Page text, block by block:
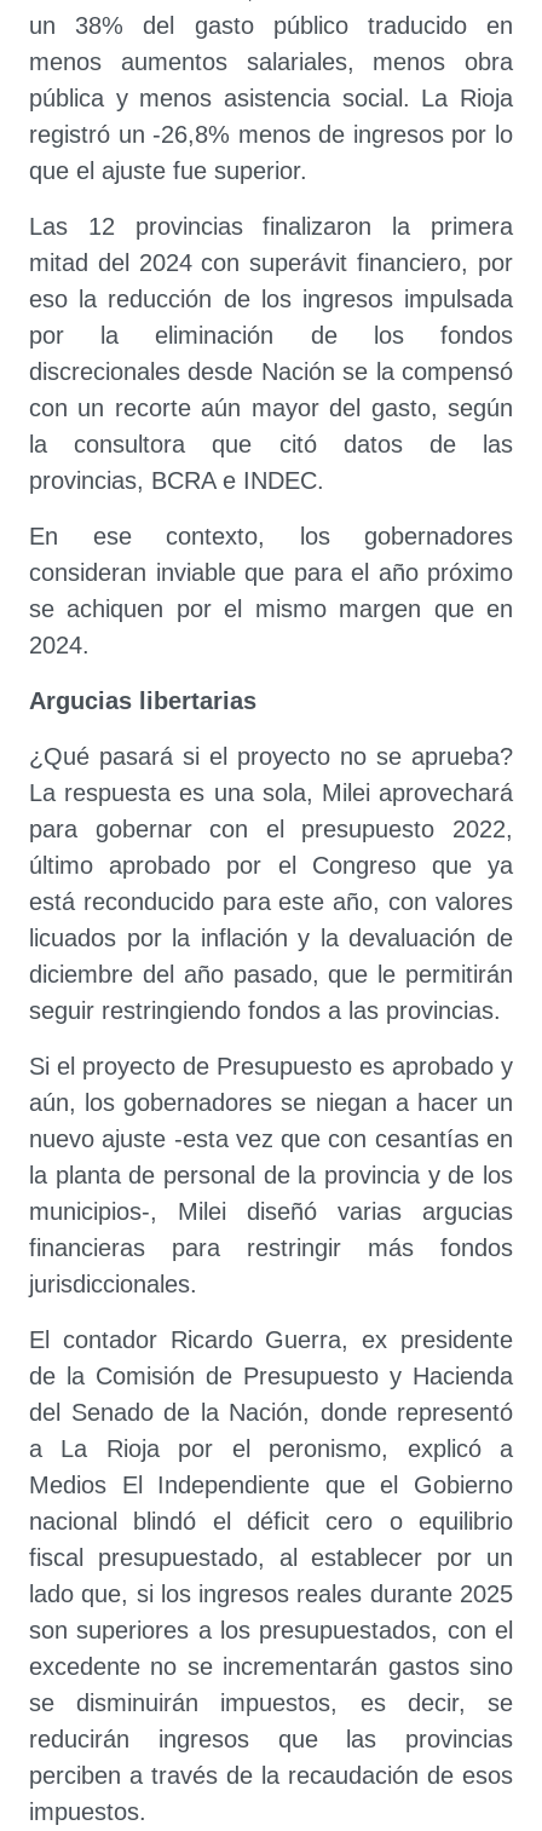
un 38% del gasto público traducido en
menos aumentos salariales, menos obra
pública y menos asistencia social. La Rioja
registró un -26,8% menos de ingresos por lo
que el ajuste fue superior.
Las 12 provincias finalizaron la primera
mitad del 2024 con superávit financiero, por
eso la reducción de los ingresos impulsada
por la eliminación de los fondos
discrecionales desde Nación se la compensó
con un recorte aún mayor del gasto, según
la consultora que citó datos de las
provincias, BCRA e INDEC.
En ese contexto, los gobernadores
consideran inviable que para el año próximo
se achiquen por el mismo margen que en
2024.
Argucias libertarias
¿Qué pasará si el proyecto no se aprueba?
La respuesta es una sola, Milei aprovechará
para gobernar con el presupuesto 2022,
último aprobado por el Congreso que ya
está reconducido para este año, con valores
licuados por la inflación y la devaluación de
diciembre del año pasado, que le permitirán
seguir restringiendo fondos a las provincias.
Si el proyecto de Presupuesto es aprobado y
aún, los gobernadores se niegan a hacer un
nuevo ajuste -esta vez que con cesantías en
la planta de personal de la provincia y de los
municipios-, Milei diseñó varias argucias
financieras para restringir más fondos
jurisdiccionales.
El contador Ricardo Guerra, ex presidente
de la Comisión de Presupuesto y Hacienda
del Senado de la Nación, donde representó
a La Rioja por el peronismo, explicó a
Medios El Independiente que el Gobierno
nacional blindó el déficit cero o equilibrio
fiscal presupuestado, al establecer por un
lado que, si los ingresos reales durante 2025
son superiores a los presupuestados, con el
excedente no se incrementarán gastos sino
se disminuirán impuestos, es decir, se
reducirán ingresos que las provincias
perciben a través de la recaudación de esos
impuestos.